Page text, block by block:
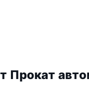
Прокат